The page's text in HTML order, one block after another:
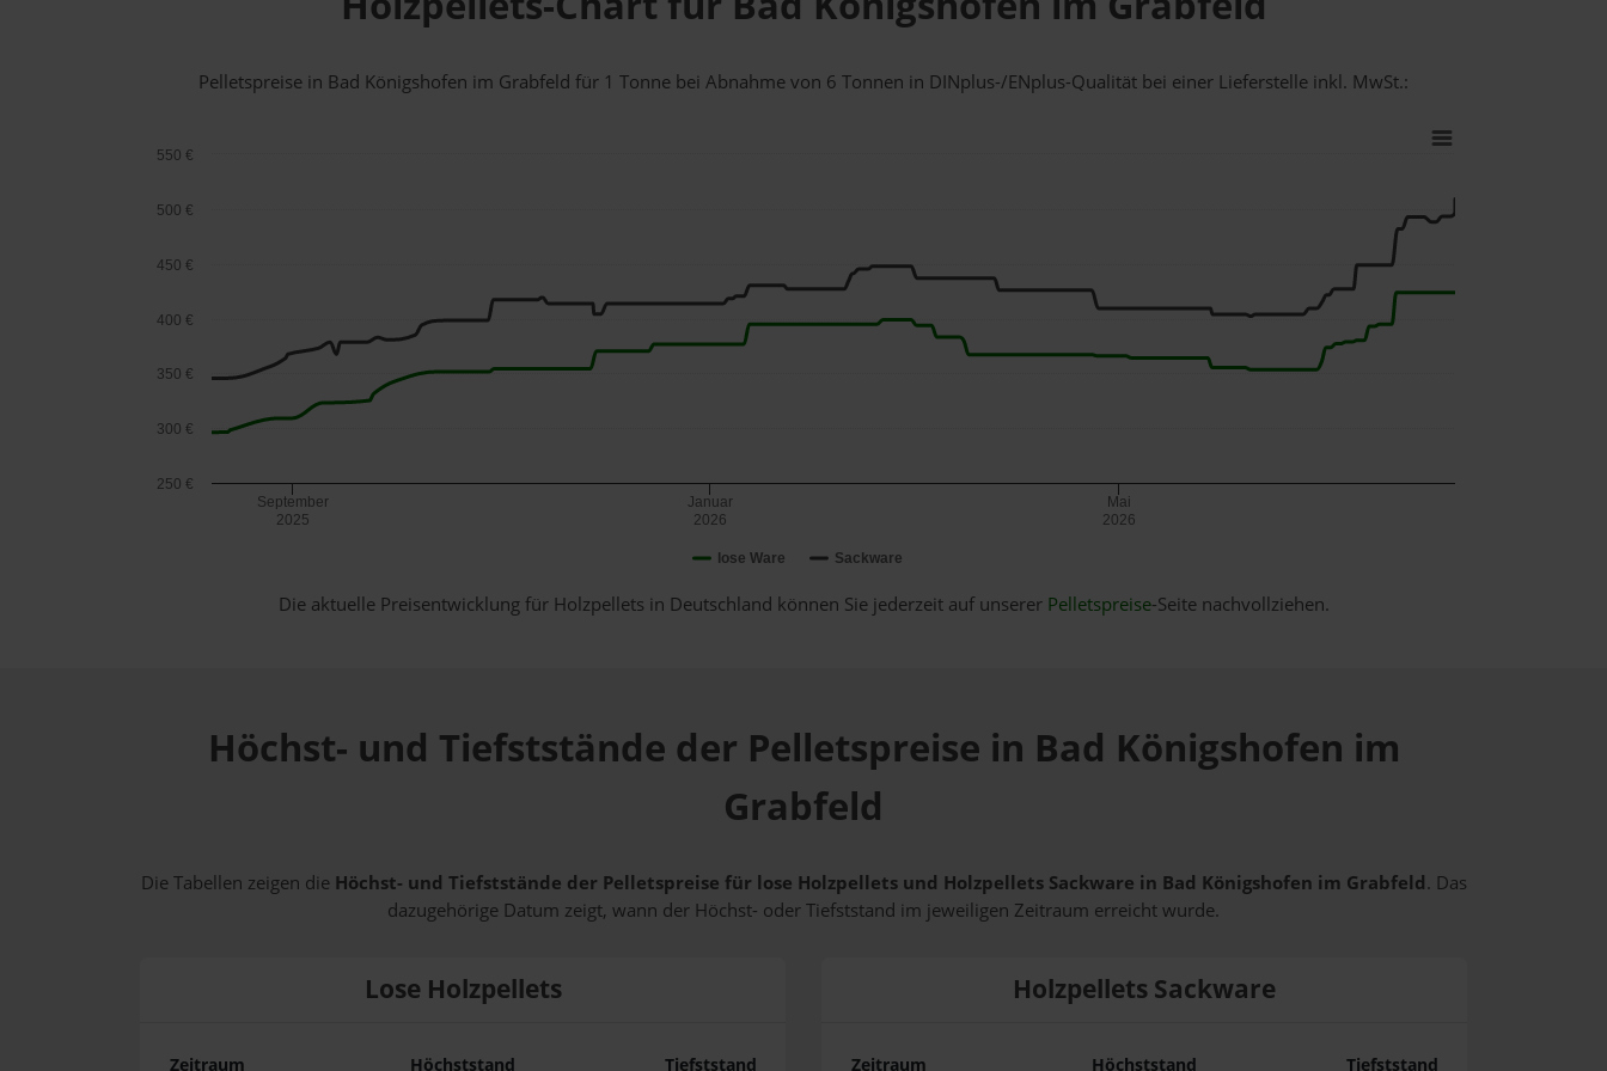
Pelletspreise in Bad Königshofen im Grabfeld für 1 Tonne bei Abnahmevon 6 Tonnen in DINplus-/ENplus-Qualität bei einer Lieferstelle inkl. MwSt.:
lose Ware Sackware
September
2025
Januar
2026
Mai
2026
250 €
300 €
350 €
400 €
450 €
500 €
550 €
Die aktuelle Preisentwicklung für Holzpellets in Deutschland können Sie jederzeit auf unserer Pelletspreise-Seite nachvollziehen.
Höchst- und Tiefststände der Pelletspreise in Bad Königshofen im
Grabfeld
Die Tabellen zeigen die Höchst- und Tiefststände der Pelletspreise für lose Holzpellets und Holzpellets Sackware in Bad Königshofen im Grabfeld. Das
dazugehörige Datum zeigt, wann der Höchst- oder Tiefststand im jeweiligen Zeitraum erreicht wurde.
Lose Holzpellets
Zeitraum Höchststand Tiefststand
Holzpellets Sackware
Zeitraum Höchststand Tiefststand